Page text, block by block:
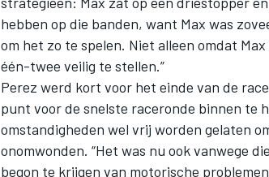
hebben op die banden, want Max was
om het zo te spelen. Niet alleen omdat
één-twee veilig te stellen.”
Perez werd kort voor het einde van de
punt voor de snelste raceronde binnen te
omstandigheden wel vrij worden gelaten
onomwonden. “Het was nu ook vanwege
begon te krijgen van motorische